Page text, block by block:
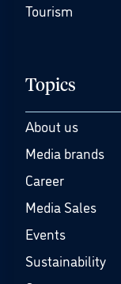
Tourism
Topics
About us
Media brands
Career
Media Sales
Events
Sustainability